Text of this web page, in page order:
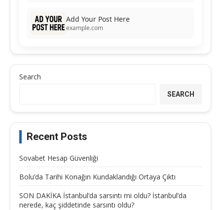
Add Your Post Here
example.com
Search
SEARCH
Recent Posts
Sovabet Hesap Güvenliği
Bolu’da Tarihi Konağın Kundaklandığı Ortaya Çıktı
SON DAKİKA İstanbul’da sarsıntı mi oldu? İstanbul’da
nerede, kaç şiddetinde sarsıntı oldu?